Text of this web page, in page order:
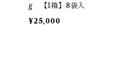
g 【1箱】8袋入
¥25,000